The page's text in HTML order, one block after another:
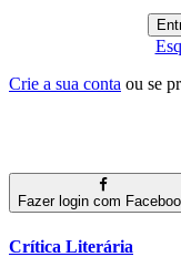
Crie a sua conta ou se
Fazer login com
Crítica Literária